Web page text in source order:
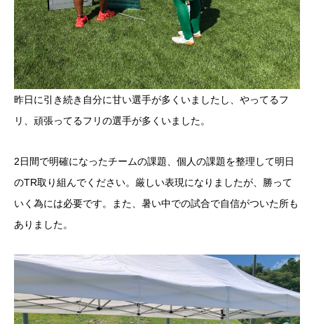
昨日に引き続き自分に甘い選手が多くいましたし、やってるフ
リ、頑張ってるフリの選手が多くいました。
2日間で明確になったチームの課題、個人の課題を整理して明日
のTR取り組んでください。厳しい表現になりましたが、勝って
いく為には必要です。また、暑い中での試合で自信がついた所も
ありました。